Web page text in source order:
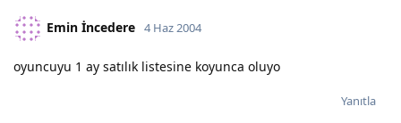
Emin İncedere 4 Haz 2004
oyuncuyu 1 ay satılık listesine koyunca oluyo
Yanıtla